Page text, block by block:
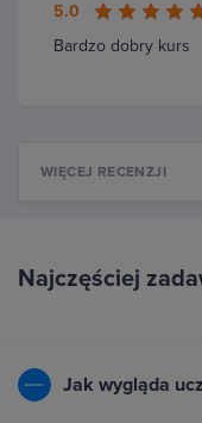
5.0
Bardzo dobry kurs
WIĘCEJ RECENZJI
Najczęściej
Jak wygląda